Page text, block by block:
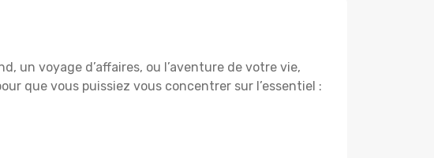
un voyage d’affaires, ou l’aventure de votre vie,
que vous puissiez vous concentrer sur l’essentiel :